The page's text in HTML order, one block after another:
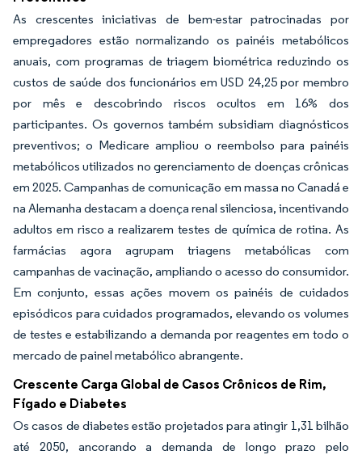
As crescentes iniciativas de bem-estar patrocinadas por
empregadores estão normalizando os painéis metabólicos
anuais, com programas de triagem biométrica reduzindo os
custos de saúde dos funcionários em USD 24,25 por membro
por mês e descobrindo riscos ocultos em 16% dos
participantes. Os governos também subsidiam diagnósticos
preventivos; o Medicare ampliou o reembolso para painéis
metabólicos utilizados no gerenciamento de doenças crônicas
em 2025. Campanhas de comunicação em massa no Canadá e
na Alemanha destacam a doença renal silenciosa, incentivando
adultos em risco a realizarem testes de química de rotina. As
farmácias agora agrupam triagens metabólicas com
campanhas de vacinação, ampliando o acesso do consumidor.
Em conjunto, essas ações movem os painéis de cuidados
episódicos para cuidados programados, elevando os volumes
de testes e estabilizando a demanda por reagentes em todo o
mercado de painel metabólico abrangente.
Crescente Carga Global de Casos Crônicos de Rim,
Fígado e Diabetes
Os casos de diabetes estão projetados para atingir 1,31 bilhão
até 2050, ancorando a demanda de longo prazo pelo